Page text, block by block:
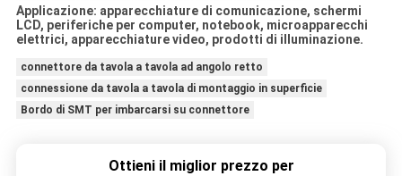
Applicazione: apparecchiature di comunicazione, schermi
LCD, periferiche per computer, notebook, microapparecchi
elettrici, apparecchiature video, prodotti di illuminazione.
connettore da tavola a tavola ad angolo retto
connessione da tavola a tavola di montaggio in superficie
Bordo di SMT per imbarcarsi su connettore
Ottieni il miglior prezzo per